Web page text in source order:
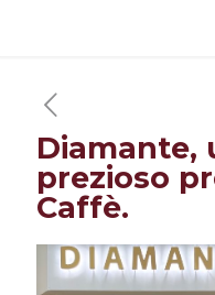
Diamante,
prezioso
Caffè.